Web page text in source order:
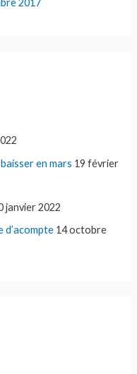
2017
en mars 19 février
janvier 2022
d’acompte 14 octobre